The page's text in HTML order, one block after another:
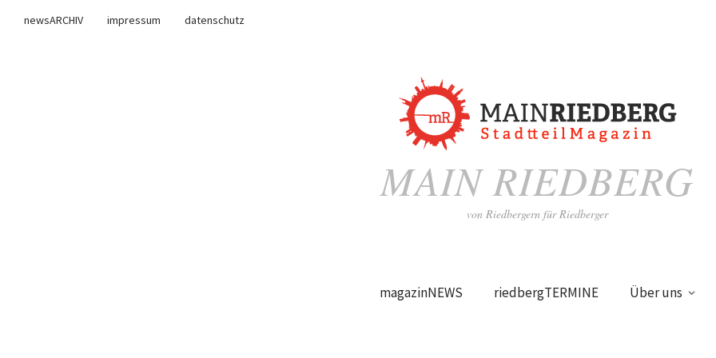
newsARCHIV impressum
datenschutz
MAIN RIEDBERG
von Riedbergern für Riedberger
magazinNEWS riedbergTERMINE Über uns